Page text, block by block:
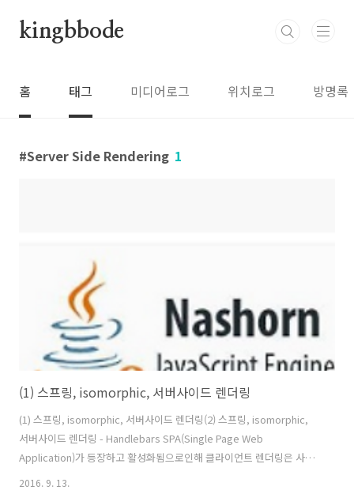
kingbbode
홈 태그 미디어로그 위치로그 방명록
Server Side Rendering 1
(1) 스프링, isomorphic, 서버사이드 렌더링
(1) 스프링, isomorphic, 서버사이드 렌더링(2) 스프링, isomorphic,
서버사이드 렌더링 - Handlebars SPA(Single Page Web
Application)가 등장하고 활성화됨으로인해 클라이언트 렌더링은 사용
자에게 더 나은 경험을 제공하기 위한 중요한 요소가 되었습니다. 그렇다
2016. 9. 13.